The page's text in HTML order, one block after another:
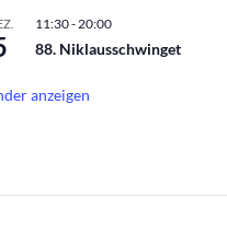
11:30- 20:00
88. Niklausschwinget
anzeigen